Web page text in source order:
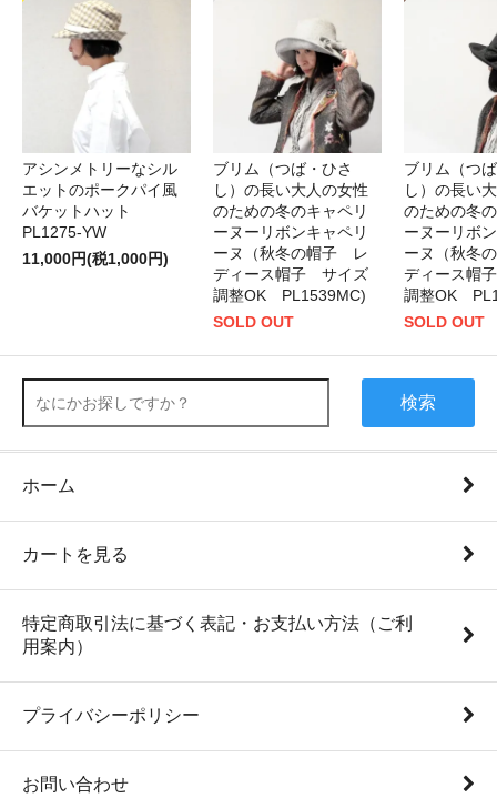
アシンメトリーなシル
エットのポークパイ風
バケットハット
PL1275-YW
11,000円(税1,000円)
ブリム（つば・ひさ
し）の長い大人の女性
のための冬のキャペリ
ーヌーリボンキャペリ
ーヌ（秋冬の帽子 レ
ディース帽子 サイズ
調整OK PL1539MC)
SOLD OUT
ブリム（つ
し）の長い
のための冬
ーヌーリボ
ーヌ（秋冬
ディース帽
調整OK
SOLD OUT
検索
ホーム
カートを見る
特定商取引法に基づく表記・お支払い方法（ご利
用案内）
プライバシーポリシー
お問い合わせ